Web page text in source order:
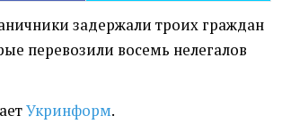
задержали троих граждан
перевозили восемь нелегалов
Укринформ.